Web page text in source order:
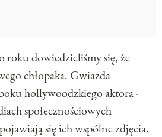
roku dowiedzieliśmy się, że
chłopaka. Gwiazda
hollywoodzkiego aktora -
społecznościowych
się ich wspólne zdjęcia.